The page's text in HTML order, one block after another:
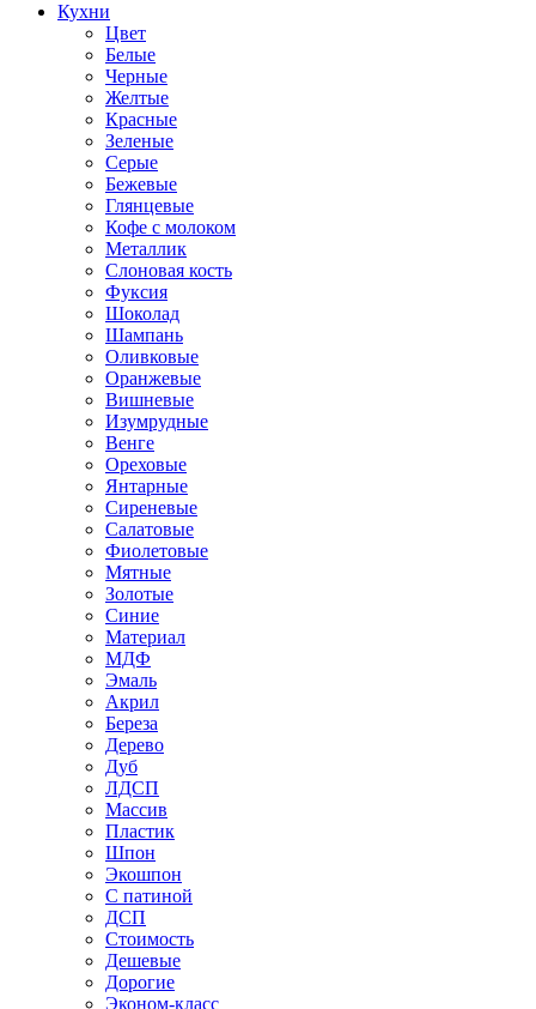
Кухни
Цвет
Белые
Черные
Желтые
Красные
Зеленые
Серые
Бежевые
Глянцевые
Кофе с молоком
Металлик
Слоновая кость
Фуксия
Шоколад
Шампань
Оливковые
Оранжевые
Вишневые
Изумрудные
Венге
Ореховые
Янтарные
Сиреневые
Салатовые
Фиолетовые
Мятные
Золотые
Синие
Материал
МДФ
Эмаль
Акрил
Береза
Дерево
Дуб
ЛДСП
Массив
Пластик
Шпон
Экошпон
С патиной
ДСП
Стоимость
Дешевые
Дорогие
Эконом-класс